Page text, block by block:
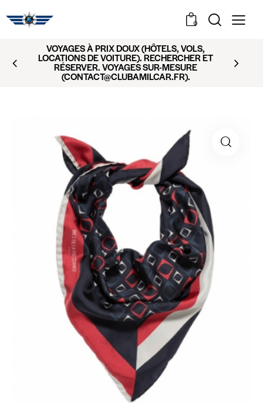
0
VOYAGES À PRIX DOUX (HÔTELS, VOLS,
LOCATIONS DE VOITURE). RECHERCHER ET
RÉSERVER. VOYAGES SUR-MESURE
(CONTACT@CLUBAMILCAR.FR).